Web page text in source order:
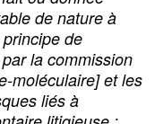
de nature à
de
la commission
moléculaire] et les
liés à